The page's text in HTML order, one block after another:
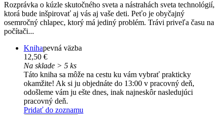
Rozprávka o kúzle skutočného sveta a nástrahách sveta technológií,
ktorá bude inšpirovať aj vás aj vaše deti. Peťo je obyčajný
osemročný chlapec, ktorý má jediný problém. Trávi priveľa času na
počítači...
Knihapevná väzba
12,50 €
Na sklade > 5 ks
Táto kniha sa môže na cestu ku vám vybrať prakticky
okamžite! Ak si ju objednáte do 13:00 v pracovný deň,
odošleme vám ju ešte dnes, inak najneskôr nasledujúci
pracovný deň.
Pridať do zoznamu